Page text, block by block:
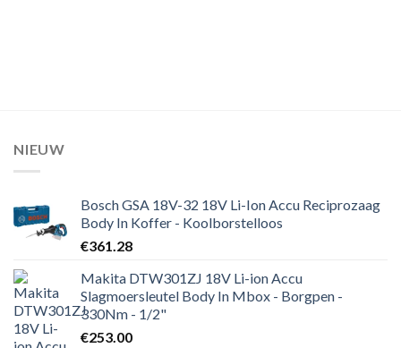
NIEUW
Bosch GSA 18V-32 18V Li-Ion Accu Reciprozaag
Body In Koffer - Koolborstelloos
€361.28
Makita DTW301ZJ 18V Li-ion Accu
Slagmoersleutel Body In Mbox - Borgpen -
330Nm - 1/2"
€253.00